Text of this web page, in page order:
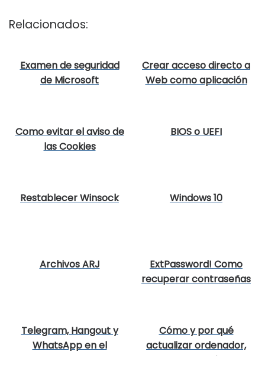
Relacionados:
Examen de seguridad
de Microsoft
Crear acceso directo a
Web como aplicación
Como evitar el aviso de
las Cookies
BIOS o UEFI
Restablecer Winsock Windows 10
Archivos ARJ
ExtPassword! Como
recuperar contraseñas
Telegram, Hangout y
WhatsApp en el
Cómo y por qué
actualizar ordenador,
tablet y móvil